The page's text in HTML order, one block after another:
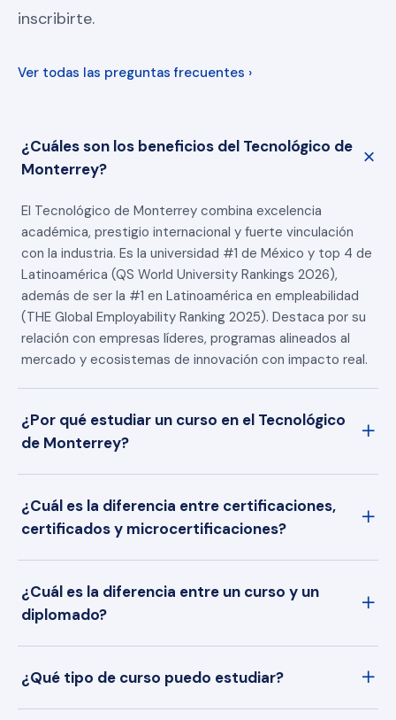
inscribirte.
Ver todas las preguntas frecuentes ›
¿Cuáles son los beneficios del Tecnológico de
Monterrey?
El Tecnológico de Monterrey combina excelencia
académica, prestigio internacional y fuerte vinculación
con la industria. Es la universidad #1 de México y top 4 de
Latinoamérica (QS World University Rankings 2026),
además de ser la #1 en Latinoamérica en empleabilidad
(THE Global Employability Ranking 2025). Destaca por su
relación con empresas líderes, programas alineados al
mercado y ecosistemas de innovación con impacto real.
¿Por qué estudiar un curso en el Tecnológico
de Monterrey?
¿Cuál es la diferencia entre certificaciones,
certificados y microcertificaciones?
¿Cuál es la diferencia entre un curso y un
diplomado?
¿Qué tipo de curso puedo estudiar?